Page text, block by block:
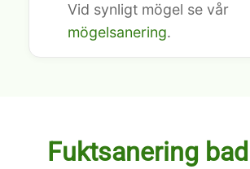
Vid synligt mögel se vår
mögelsanering.
Fuktsanering